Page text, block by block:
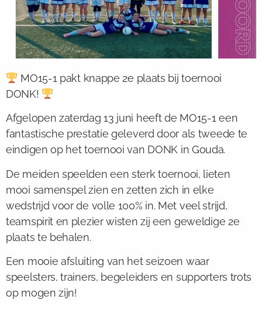
MO15-1 pakt knappe 2e plaats bij toernooi
DONK!
Afgelopen zaterdag 13 juni heeft de MO15-1 een
fantastische prestatie geleverd door als tweede te
eindigen op het toernooi van DONK in Gouda.
De meiden speelden een sterk toernooi, lieten
mooi samenspel zien en zetten zich in elke
wedstrijd voor de volle 100% in. Met veel strijd,
teamspirit en plezier wisten zij een geweldige 2e
plaats te behalen.
Een mooie afsluiting van het seizoen waar
speelsters, trainers, begeleiders en supporters trots
op mogen zijn!